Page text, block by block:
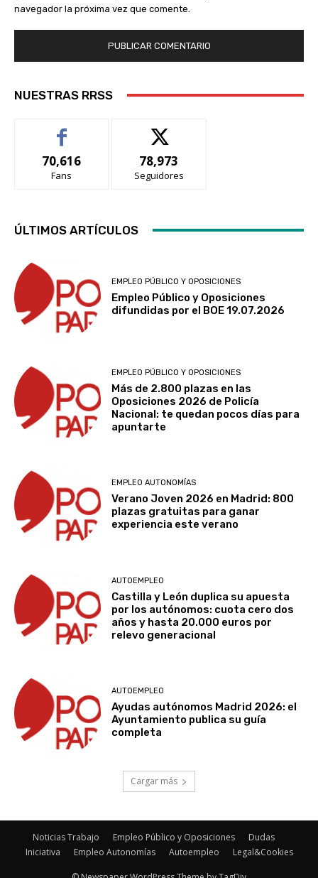
navegador la próxima vez que comente.
NUESTRAS RRSS
70,616
Fans
78,973
Seguidores
ÚLTIMOS ARTÍCULOS
EMPLEO PÚBLICO Y OPOSICIONES
Empleo Público y Oposiciones
difundidas por el BOE 19.07.2026
EMPLEO PÚBLICO Y OPOSICIONES
Más de 2.800 plazas en las
Oposiciones 2026 de Policía
Nacional: te quedan pocos días para
apuntarte
EMPLEO AUTONOMÍAS
Verano Joven 2026 en Madrid: 800
plazas gratuitas para ganar
experiencia este verano
AUTOEMPLEO
Castilla y León duplica su apuesta
por los autónomos: cuota cero dos
años y hasta 20.000 euros por
relevo generacional
AUTOEMPLEO
Ayudas autónomos Madrid 2026: el
Ayuntamiento publica su guía
completa
Cargar más
Noticias Trabajo Empleo Público y Oposiciones
Dudas
Iniciativa
Empleo Autonomías Autoempleo Legal&Cookies